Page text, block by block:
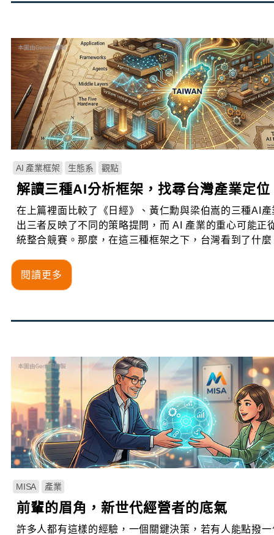
AI 產業框架 生態系 觀點
解讀三種AI分析框架，找尋台灣產業定位
在上篇裡面比較了《日經》、黃仁勳與梁伯嵩的三種AI
出三者反映了不同的策略提問，而 AI 產業的重心可能正
統整合競賽。那麼，在這三種框架之下，台灣看到了什麼
閱讀更多
MISA 產業
前輩的眉角，新世代經營者的底氣
許多人都有這樣的經驗，一個關鍵決策，若有人能點撥